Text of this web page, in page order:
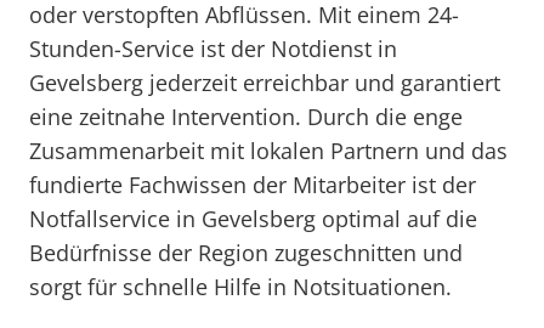
oder verstopften Abflüssen. Mit einem 24-
Stunden-Service ist der Notdienst in
Gevelsberg jederzeit erreichbar und garantiert
eine zeitnahe Intervention. Durch die enge
Zusammenarbeit mit lokalen Partnern und das
fundierte Fachwissen der Mitarbeiter ist der
Notfallservice in Gevelsberg optimal auf die
Bedürfnisse der Region zugeschnitten und
sorgt für schnelle Hilfe in Notsituationen.